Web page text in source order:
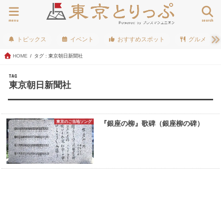
search
menu
トピックス イベント おすすめスポット グルメ
HOME タグ : 東京朝日新聞社
TAG
東京朝日新聞社
東京のご当地ソング 『銀座の柳』歌碑（銀座柳の碑）